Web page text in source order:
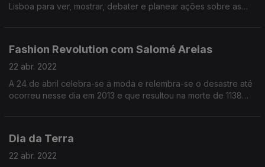
Lisboa para ver, mostrar, debater e planear ações sobre as
Fashion Revolution com Salomé Areias
22 abr. 2022
A 24 de abril celebra-se a moda e relembra-se o desastre até
ocorreu nesse dia em 2013 e que resultou na morte de 1138
Dia da Terra
22 abr. 2022